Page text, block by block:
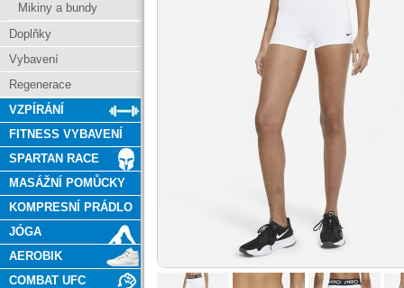
Mikiny a bundy
Doplňky
Vybavení
Regenerace
VZPÍRÁNÍ
FITNESS VYBAVENÍ
SPARTAN RACE
MASÁŽNÍ POMŮCKY
KOMPRESNÍ PRÁDLO
JÓGA
AEROBIK
COMBAT UFC